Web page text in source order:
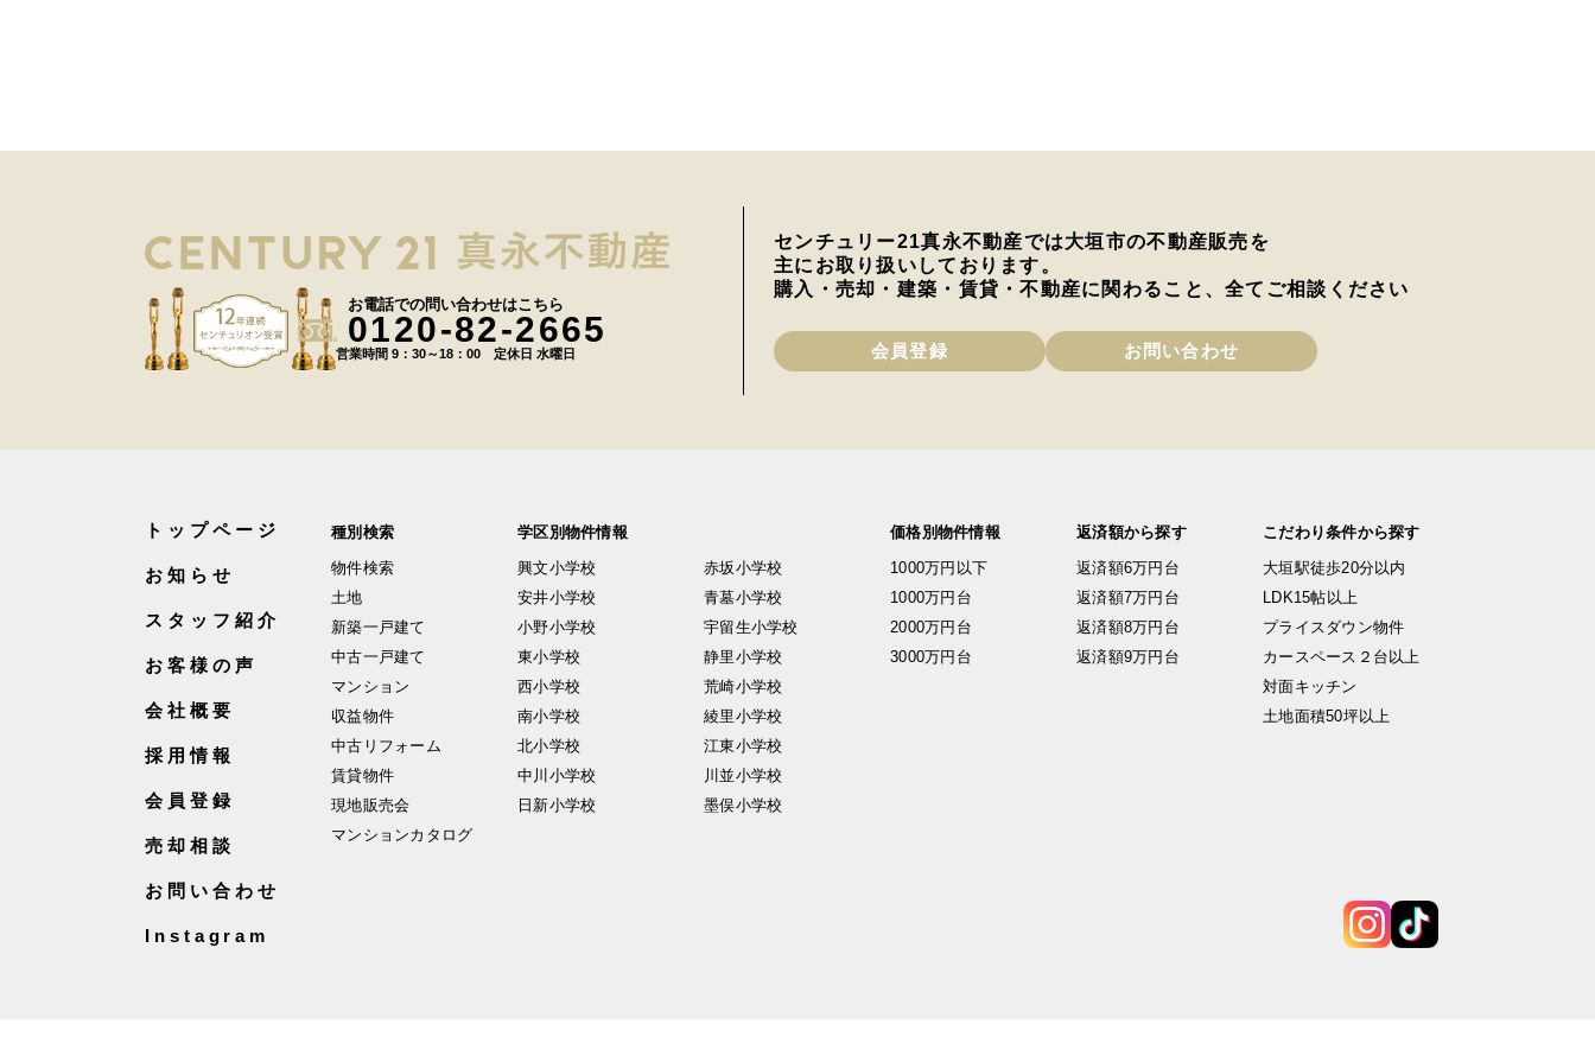
お電話での問い合わせはこちら
0120-82-2665
営業時間 9：30～18：00 定休日 水曜日
センチュリー21真永不動産では大垣市の不動産販売を
主にお取り扱いしております。
購入・売却・建築・賃貸・不動産に関わること、全てご相談ください
会員登録 お問い合わせ
トップページ
お知らせ
スタッフ紹介
お客様の声
会社概要
採用情報
会員登録
売却相談
お問い合わせ
Instagram
種別検索
物件検索
土地
新築一戸建て
中古一戸建て
マンション
収益物件
中古リフォーム
賃貸物件
現地販売会
マンションカタログ
学区別物件情報
興文小学校
安井小学校
小野小学校
東小学校
西小学校
南小学校
北小学校
中川小学校
日新小学校
赤坂小学校
青墓小学校
宇留生小学校
静里小学校
荒崎小学校
綾里小学校
江東小学校
川並小学校
墨俣小学校
価格別物件情報
1000万円以下
1000万円台
2000万円台
3000万円台
返済額から探す
返済額6万円台
返済額7万円台
返済額8万円台
返済額9万円台
こだわり条件から探す
大垣駅徒歩20分以内
LDK15帖以上
プライスダウン物件
カースペース２台以上
対面キッチン
土地面積50坪以上